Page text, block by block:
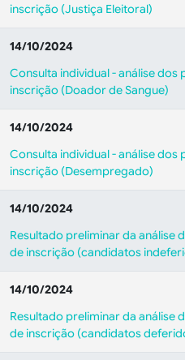
inscrição (Justiça Eleitoral)
14/10/2024
Consulta individual - análise dos
inscrição (Doador de Sangue)
14/10/2024
Consulta individual - análise dos
inscrição (Desempregado)
14/10/2024
Resultado preliminar da análise
de inscrição (candidatos
14/10/2024
Resultado preliminar da análise
de inscrição (candidatos